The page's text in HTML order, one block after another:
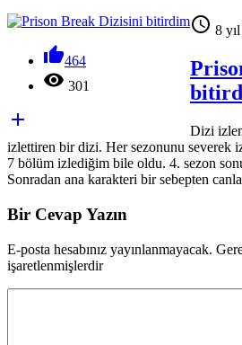
464
 301

 8
Dizi
izlettiren bir dizi. Her sezonunu severek
7 bölüm izlediğim bile oldu. 4. sezon
Sonradan ana karakteri bir sebepten
Bir Cevap Yazın
E-posta hesabınız yayınlanmayacak.
işaretlenmişlerdir